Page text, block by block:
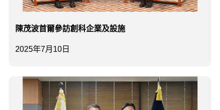
2025年7月10日
陳茂波首爾參訪創科企業及設施